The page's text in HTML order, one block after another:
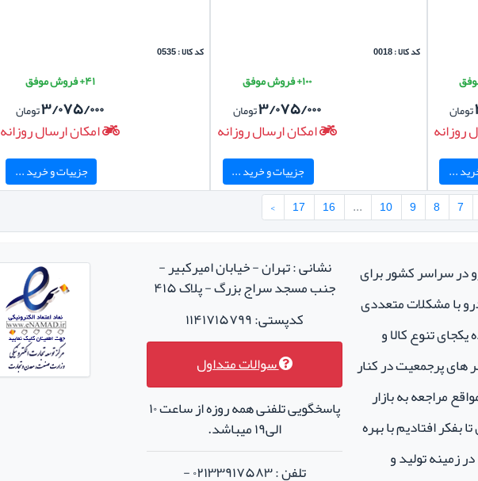
تومان
روزانه
...
کد کالا : 0018
۱۰۰+ فروش موفق
۳/۰۷۵/۰۰۰تومان
امکان ارسال روزانه
جزییات و خرید ...
کد کالا : 0535
۴۱+ فروش موفق
۳/۰۷۵/۰۰۰تومان
امکان ارسال روزانه
جزییات و خرید ...
7
8
9
10
...
16
17
›
در سراسر کشور برای
با مشکلات متعددی
تنوع کالا و
های پرجمعیت در کنار
مراجعه به بازار
بفکر افتادیم با بهره
زمینه تولید و
نشانی : تهران - خیابان امیرکبیر -
جنب مسجد سراج بزرگ - پلاک ۴۱۵
کدپستی: ۱۱۴۱۷۱۵۷۹۹
سوالات متداول
پاسخگویی تلفنی همه روزه از ساعت ۱۰
الی۱۹ میباشد.
تلفن : ۰۲۱۳۳۹۱۷۵۸۳ -